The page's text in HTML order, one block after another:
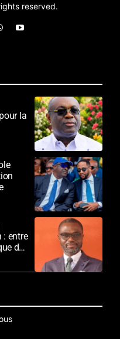
reserved.
la
: entre
de